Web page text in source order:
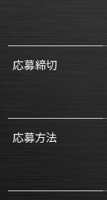
応募締切
応募方法